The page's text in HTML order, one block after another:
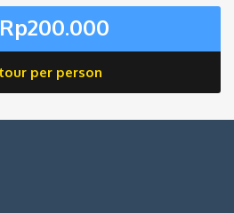
Rp200.000
per person